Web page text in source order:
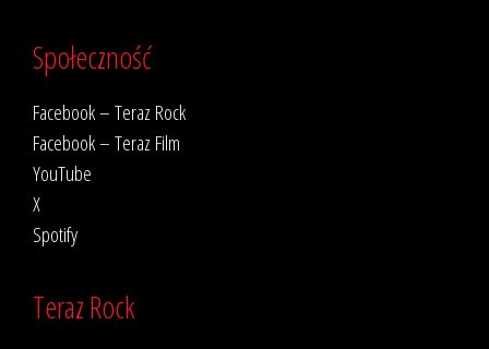
Społeczność
Facebook – Teraz Rock
Facebook – Teraz Film
YouTube
X
Spotify
Teraz Rock